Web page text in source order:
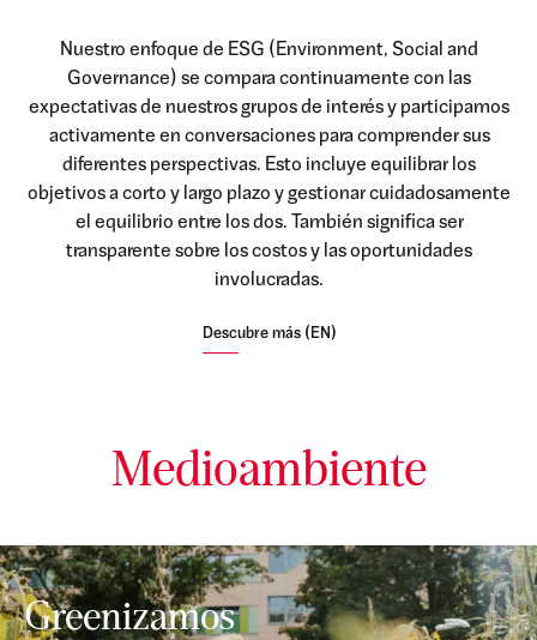
Nuestro enfoque de ESG (Environment, Social and
Governance) se compara continuamente con las
expectativas de nuestros grupos de interés y participamos
activamente en conversaciones para comprender sus
diferentes perspectivas. Esto incluye equilibrar los
objetivos a corto y largo plazo y gestionar cuidadosamente
el equilibrio entre los dos. También significa ser
transparente sobre los costos y las oportunidades
involucradas.
Descubre más (EN)
Medioambiente
Greenizamos